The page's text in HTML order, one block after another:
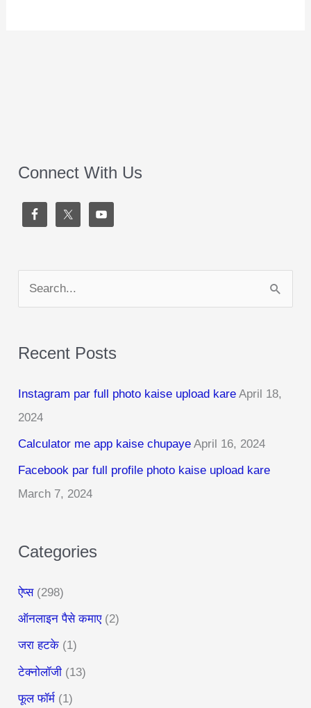
Connect With Us
e
r
h
f
o
r
:
Recent Posts
Instagram par full photo kaise upload kare April 18,
2024
Calculator me app kaise chupaye April 16, 2024
Facebook par full profile photo kaise upload kare
March 7, 2024
Categories
ऐप्स(298)
ऑनलाइन पैसे कमाए(2)
जरा हटके (1)
टेक्नोलॉजी (13)
फूल फॉर्म (1)